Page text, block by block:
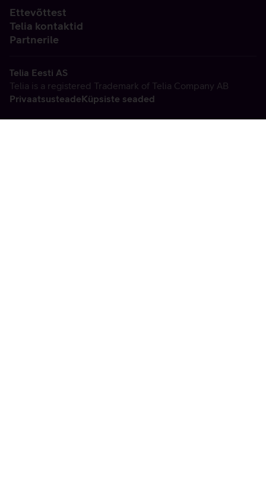
Ettevõttest
Telia kontaktid
Partnerile
Telia Eesti AS
Telia is a registered Trademark of Telia Company AB
PrivaatsusteadeKüpsiste seaded